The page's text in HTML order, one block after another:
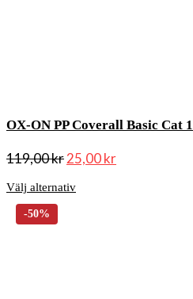
OX-ON PP Coverall Basic Cat 1
119,00kr25,00kr
Välj alternativ